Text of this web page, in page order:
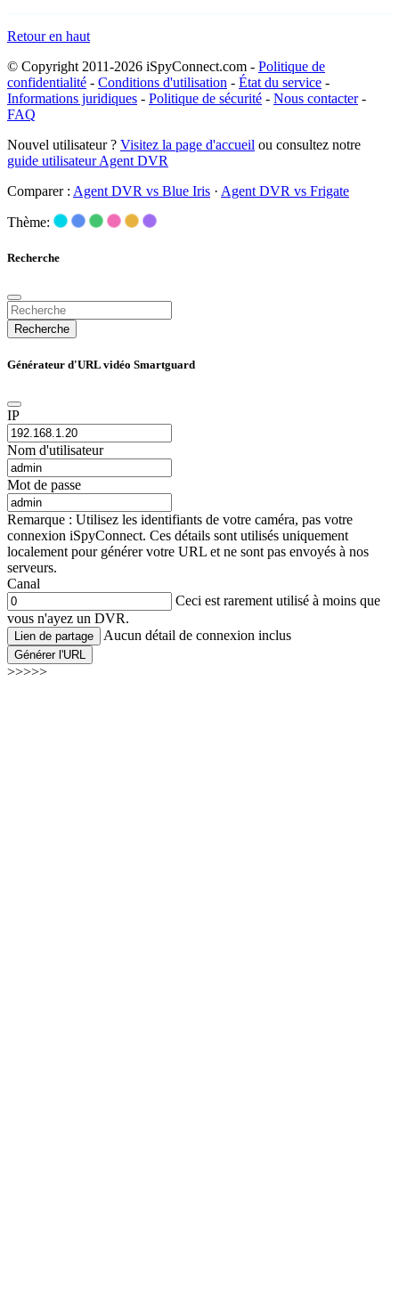
Retour en haut
© Copyright 2011-2026 iSpyConnect.com - Politique de
confidentialité - Conditions d'utilisation - État du service -
Informations juridiques - Politique de sécurité - Nous contacter-
FAQ
Nouvel utilisateur ? Visitez la page d'accueil ou consultez notre
guide utilisateur Agent DVR
Comparer : Agent DVR vs Blue Iris · Agent DVR vs Frigate
Thème:
Recherche
Recherche
Générateur d'URL vidéo Smartguard
IP
Nom d'utilisateur
Mot de passe
Remarque : Utilisez les identifiants de votre caméra, pas votre
connexion iSpyConnect. Ces détails sont utilisés uniquement
localement pour générer votre URL et ne sont pas envoyés à nos
serveurs.
Canal
Ceci est rarement utilisé à moins que
vous n'ayez un DVR.
Lien de partage Aucun détail de connexion inclus
Générer l'URL
>>>>>